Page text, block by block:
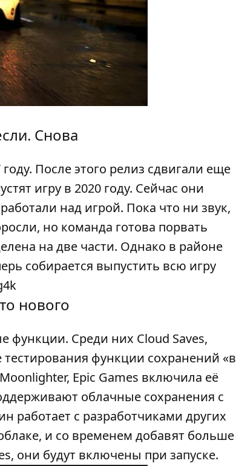
Снова
После этого релиз сдвигали еще
игру в 2020 году. Сейчас они
над игрой. Пока что ни звук,
но команда готова порвать
на две части. Однако в районе
собирается выпустить всю игру
нового
функции. Среди них Cloud Saves,
функции сохранений «в
Epic Games включила её
облачные сохранения с
работает с разработчиками других
и со временем добавят больше
они будут включены при запуске.